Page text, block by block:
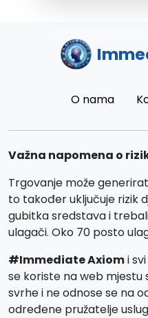
O nama
Važna napomena o
Trgovanje može
to također uključuje rizik
gubitka sredstava i
ulagači. Oko 70 posto
#Immediate Axiomi
se koriste na web mjestu
svrhe i ne odnose se na
određene pružatelje